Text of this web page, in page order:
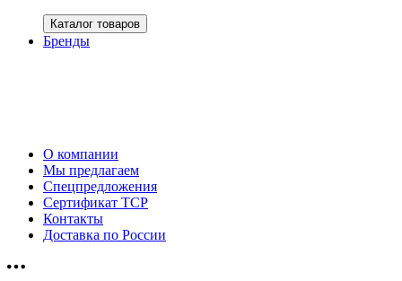
Каталог товаров
Бренды
О компании
Мы предлагаем
Спецпредложения
Сертификат ТСР
Контакты
Доставка по России